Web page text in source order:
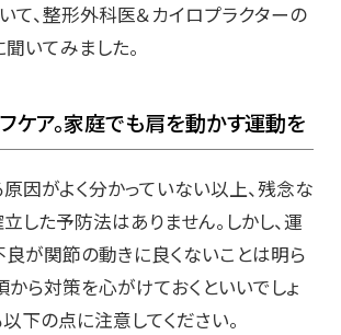
て、整形外科医＆カイロプラクターの
いてみました。
ケア。家庭でも肩を動かす運動を
因がよく分かっていない以上、残念な
した予防法はありません。しかし、運
が関節の動きに良くないことは明ら
から対策を心がけておくといいでしょ
以下の点に注意してください。